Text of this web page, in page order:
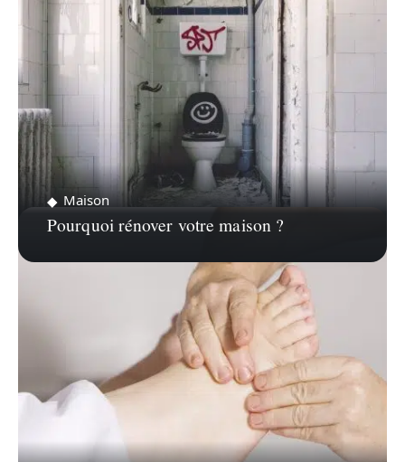
Maison
Pourquoi rénover votre maison ?